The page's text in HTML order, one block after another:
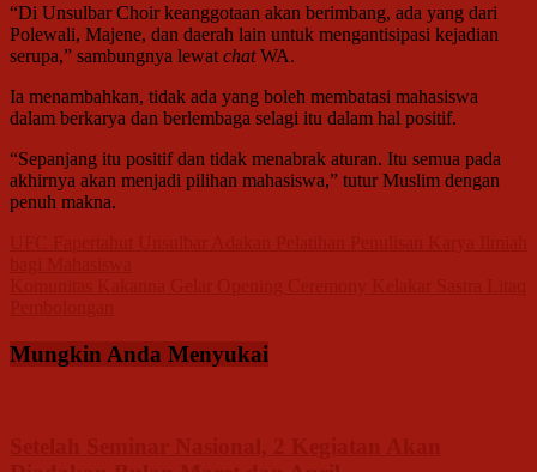
“Di Unsulbar Choir keanggotaan akan berimbang, ada yang dari
Polewali, Majene, dan daerah lain untuk mengantisipasi kejadian
serupa,” sambungnya lewat chatWA.
Ia menambahkan, tidak ada yang boleh membatasi mahasiswa
dalam berkarya dan berlembaga selagi itu dalam hal positif.
“Sepanjang itu positif dan tidak menabrak aturan. Itu semua pada
akhirnya akan menjadi pilihan mahasiswa,” tutur Muslim dengan
penuh makna.
Mungkin Anda Menyukai